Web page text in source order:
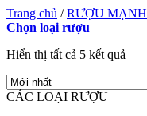
Trang chủ / RƯỢU MẠNH
Chọn loại rượu
Hiển thị tất cả 5 kết quả
CÁC LOẠI RƯỢU